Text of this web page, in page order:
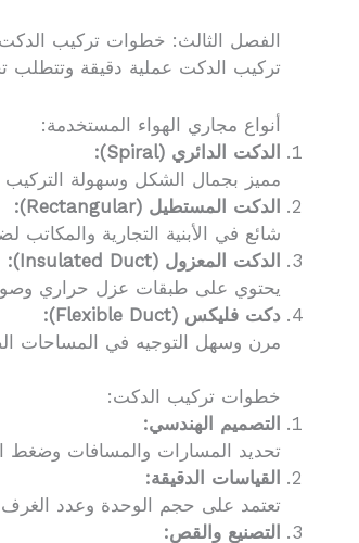
الفصل الثالث: خطوات تركيب
تركيب الدكت عملية دقيقة وتتطلب
أنواع مجاري الهواء المستخدمة:
الدكت الدائري (Spiral):
مميز بجمال الشكل وسهولة التركيب
الدكت المستطيل (Rectangular):
شائع في الأبنية التجارية والمكاتب
الدكت المعزول (Insulated Duct):
يحتوي على طبقات عزل حراري
دكت فليكس (Flexible Duct):
مرن وسهل التوجيه في المساحات
خطوات تركيب الدكت:
التصميم الهندسي:
تحديد المسارات والمسافات وضغط
القياسات الدقيقة:
تعتمد على حجم الوحدة وعدد الغرف
التصنيع والقص: